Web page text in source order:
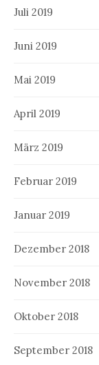
Juli 2019
Juni 2019
Mai 2019
April 2019
März 2019
Februar 2019
Januar 2019
Dezember 2018
November 2018
Oktober 2018
September 2018